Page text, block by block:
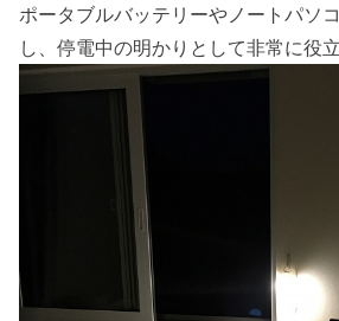
ポータブルバッテリーやノートパソ
し、停電中の明かりとして非常に役